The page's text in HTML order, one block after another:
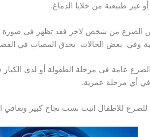
أو غير طبيعية من خلايا الدماغ.
الصرع من شخص لاخر فقد تظهر في صورة
وفي بعض الحالات يحدق المصاب في الفضاء
أي مرحلة عمرية.
للصرع للاطفال اثبت نسب نجاح كبير وتعافي